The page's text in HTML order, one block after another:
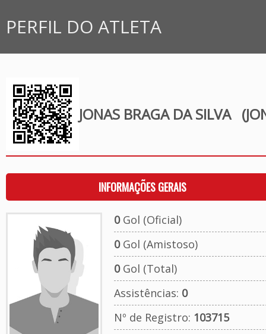
PERFIL DO ATLETA
JONAS BRAGA DA SILVA
INFORMAÇÕES GERAIS
0Gol (Oficial)
0Gol (Amistoso)
0Gol (Total)
Assistências: 0
Nº de Registro: 103715